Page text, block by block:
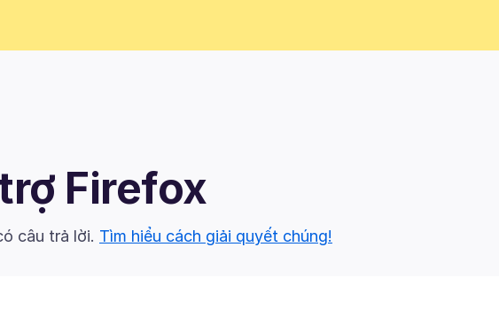
Firefox
câu trả lời. Tìm hiểu cách giải quyết chúng!